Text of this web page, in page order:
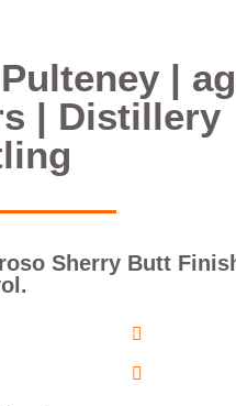
|
| Distillery
Sherry Butt Finish